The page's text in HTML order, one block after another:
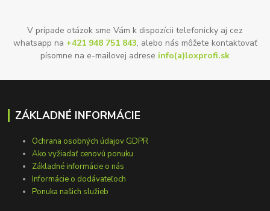
V prípade otázok sme Vám k dispozícii telefonicky aj cez
whatsapp na +421 948 751 843, alebo nás môžete kontaktovať
písomne na e-mailovej adrese info(a)loxprofi.sk
ZÁKLADNÉ INFORMÁCIE
Ochrana osobných údajov GDPR
Ako vyžiadať cenovú ponuku
Základné informácie o nás
Informácie o dodávateľoch
Ponuka našich služieb